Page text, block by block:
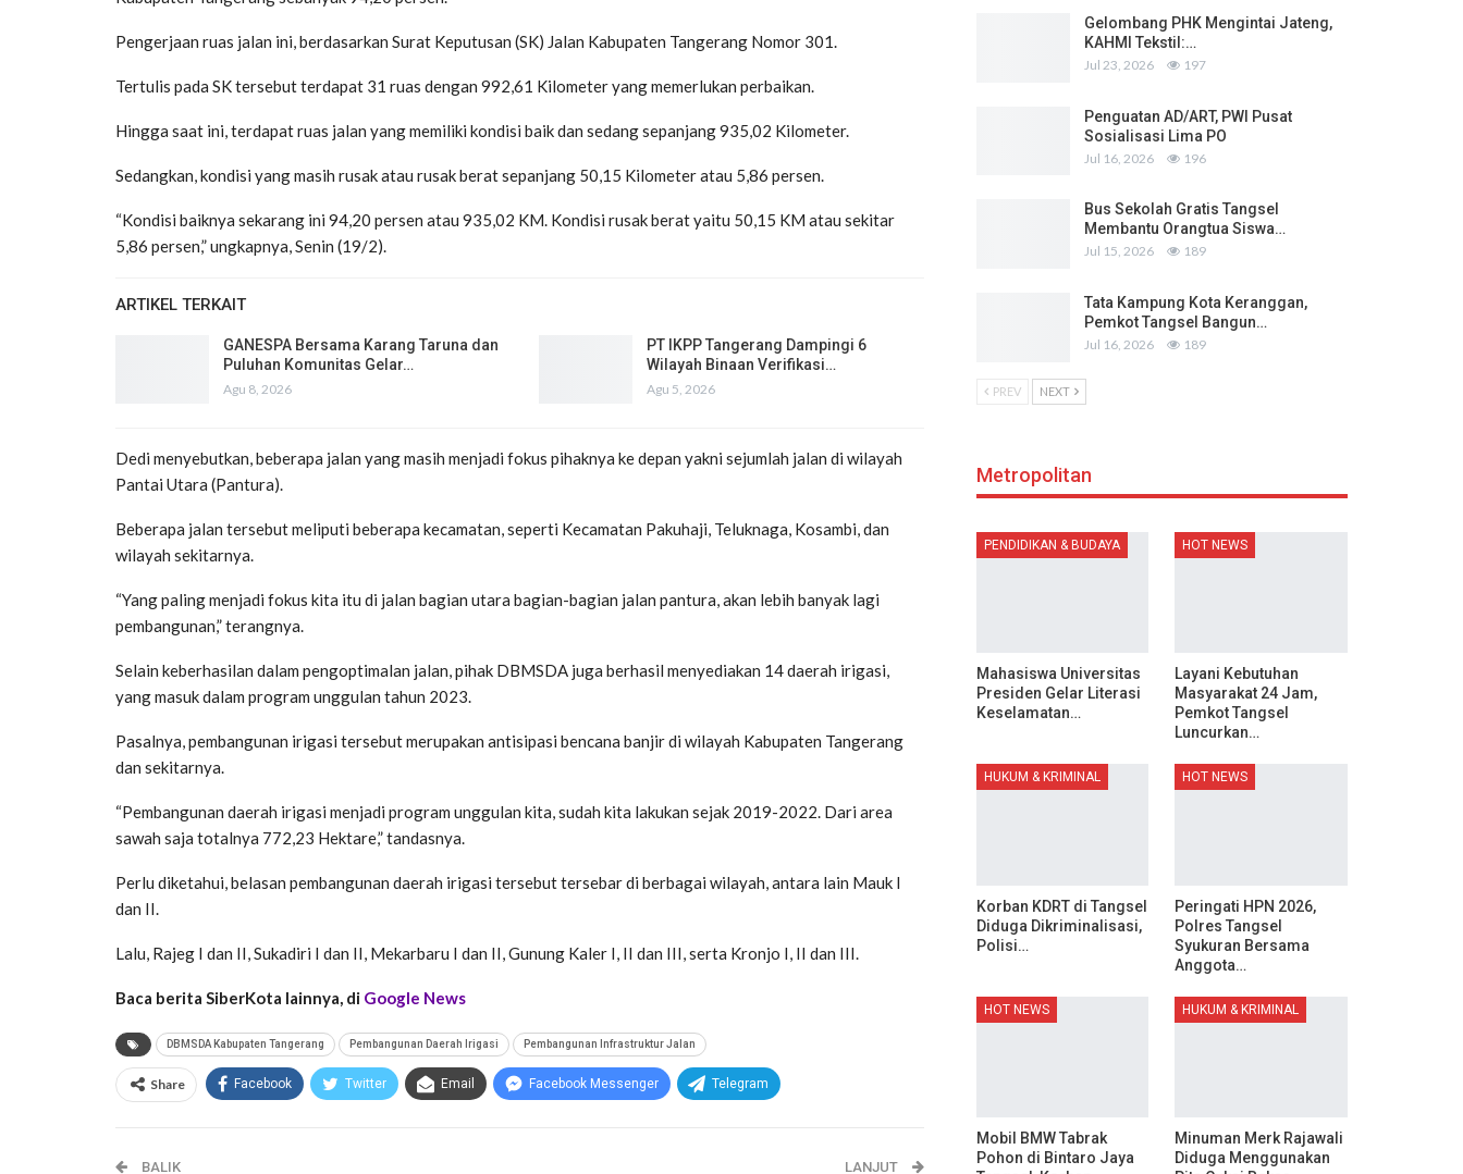
Pengerjaan ruas jalan ini, berdasarkan Surat Keputusan (SK) Jalan Kabupaten Tangerang Nomor 301.
Tertulis pada SK tersebut terdapat 31 ruas dengan 992,61 Kilometer yang memerlukan perbaikan.
Hingga saat ini, terdapat ruas jalan yang memiliki kondisi baik dan sedang sepanjang 935,02 Kilometer.
Sedangkan, kondisi yang masih rusak atau rusak berat sepanjang 50,15 Kilometer atau 5,86 persen.
“Kondisi baiknya sekarang ini 94,20 persen atau 935,02 KM. Kondisi rusak berat yaitu 50,15 KM atau sekitar
5,86 persen,” ungkapnya, Senin (19/2).
ARTIKEL TERKAIT
GANESPA Bersama Karang Taruna dan
Puluhan Komunitas Gelar…
Agu 8, 2026
PT IKPP Tangerang Dampingi 6
Wilayah Binaan Verifikasi…
Agu 5, 2026
Dedi menyebutkan, beberapa jalan yang masih menjadi fokus pihaknya ke depan yakni sejumlah jalan di wilayah
Pantai Utara (Pantura).
Beberapa jalan tersebut meliputi beberapa kecamatan, seperti Kecamatan Pakuhaji, Teluknaga, Kosambi, dan
wilayah sekitarnya.
“Yang paling menjadi fokus kita itu di jalan bagian utara bagian-bagian jalan pantura, akan lebih banyak lagi
pembangunan,” terangnya.
Selain keberhasilan dalam pengoptimalan jalan, pihak DBMSDA juga berhasil menyediakan 14 daerah irigasi,
yang masuk dalam program unggulan tahun 2023.
Pasalnya, pembangunan irigasi tersebut merupakan antisipasi bencana banjir di wilayah Kabupaten Tangerang
dan sekitarnya.
“Pembangunan daerah irigasi menjadi program unggulan kita, sudah kita lakukan sejak 2019-2022. Dari area
sawah saja totalnya 772,23 Hektare,” tandasnya.
Perlu diketahui, belasan pembangunan daerah irigasi tersebut tersebar di berbagai wilayah, antara lain Mauk I
dan II.
Lalu, Rajeg I dan II, Sukadiri I dan II, Mekarbaru I dan II, Gunung Kaler I, II dan III, serta Kronjo I, II dan III.
Baca berita SiberKota lainnya, di Google News
DBMSDA Kabupaten Tangerang Pembangunan Daerah Irigasi Pembangunan Infrastruktur Jalan
Share Facebook Twitter Email Facebook Messenger Telegram
BALIK LANJUT
Gelombang PHK Mengintai Jateng,
KAHMI Tekstil:…
Jul 23, 2026 197
Penguatan AD/ART, PWI Pusat
Sosialisasi Lima PO
Jul 16, 2026 196
Bus Sekolah Gratis Tangsel
Membantu Orangtua Siswa…
Jul 15, 2026 189
Tata Kampung Kota Keranggan,
Pemkot Tangsel Bangun…
Jul 16, 2026 189
PREV NEXT
Metropolitan
PENDIDIKAN & BUDAYA
Mahasiswa Universitas
Presiden Gelar Literasi
Keselamatan…
HOT NEWS
Layani Kebutuhan
Masyarakat 24 Jam,
Pemkot Tangsel
Luncurkan…
HUKUM & KRIMINAL
Korban KDRT di Tangsel
Diduga Dikriminalisasi,
Polisi…
HOT NEWS
Peringati HPN 2026,
Polres Tangsel
Syukuran Bersama
Anggota…
HOT NEWS
Mobil BMW Tabrak
Pohon di Bintaro Jaya
HUKUM & KRIMINAL
Minuman Merk Rajawali
Diduga Menggunakan